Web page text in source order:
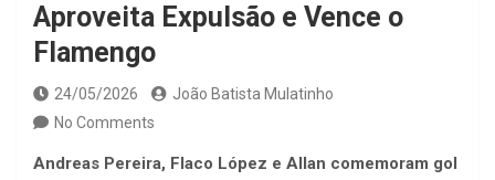
Aproveita Expulsão e Vence o
Flamengo
24/05/2026
João Batista Mulatinho
No Comments
Andreas Pereira, Flaco López e Allan comemoram gol